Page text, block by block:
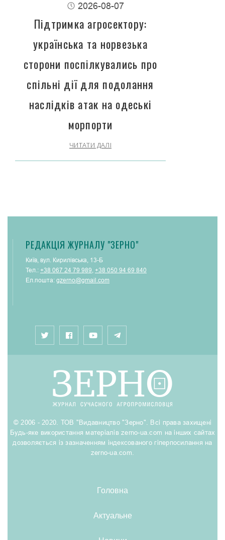
2026-08-07
Підтримка агросектору:
українська та норвезька
сторони поспілкувались про
спільні дії для подолання
наслідків атак на одеські
морпорти
ЧИТАТИ ДАЛІ
РЕДАКЦІЯ ЖУРНАЛУ "ЗЕРНО"
Київ, вул. Кирилівська, 13-Б
Тел.: +38 067 24 79 989, +38 050 94 69 840
Ел.пошта: gzerno@gmail.com
© 2006 - 2020. ТОВ "Видавництво "Зерно". Всі права захищені
Будь-яке використання матеріалів zerno-ua.com на інших сайтах
дозволяється із зазначенням індексованого гіперпосилання на
zerno-ua.com.
Головна
Актуальне